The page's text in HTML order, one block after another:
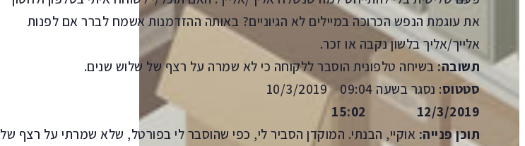
את עוגמת הנפש הכרוכה במיילים לא הגיוניים? באותה ההזדמנות אשמח לברר אם לפנות
אלייך/אליך בלשון נקבה או זכר.
תשובה:בשיחה טלפונית הוסבר ללקוחה כי לא שמרה על רצף של שלוש שנים.
סטטוס: נסגר בשעה 09:04 10/3/2019
12/3/2019 15:02
תוכן פנייה: אוקיי, הבנתי. המוקדן הסביר לי, כפי שהוסבר לי בפורטל, שלא שמרתי על רצף של